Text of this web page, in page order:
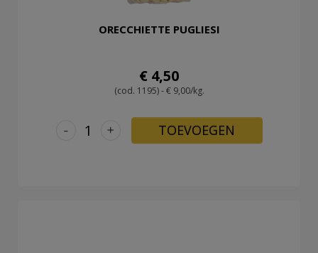
ORECCHIETTE PUGLIESI
€ 4,50
(cod. 1195) - € 9,00/kg.
+
- TOEVOEGEN